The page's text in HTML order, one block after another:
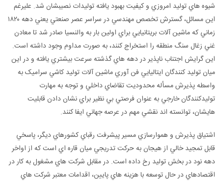
شيوه هاي توليد امروزي و کيفيت بهبود يافته توليدات نصيبشان شد. عليرغم
اين مسائل، گسترش تخصص مهندسي در سراسر عصر صنعتي يعني دهه ۱۸۲۰
زماني که ماشين آلات بريتانيايي براي اولين بار به والنسيا صادر شد تا معادن
غني زغال سنگ منطقه را استخراج کنند، به صورت مداوم وجود داشته است.
اين گرايش اجتناب ناپذير در دهه هاي گذشته سرعت بيشتري يافته و در اين
ميان توليد کنندگان ايتاليايي فن آوري ماشين آلات توليد کاشي سراميک به
واسطه پذيرش مسأله محدوديت تقاضاي داخلي و توجه به مهارت
توليدکنندگان خارجي به عنوان فرصتي بي نظير براي نشان دادن قابليت
هايشان، توانسته اند نقشي مهم در عرصه جهاني ايفا کنند.
اشتياق پذيرش و هموارسازي مسير پيشرفت رقباي کشورهاي ديگر، پاسخي
قابل تمجيد خالي از هيجان به حرکت تدريجي ميان قاره اي است که از اواخر
دهه نود در بخش توليد رخ داده است. در مقابل شرکت هاي مشغول به کار در
اقتصادهاي در حال توسعه با هزينه هاي پايين، اقدامات معتبر شرکت هاي